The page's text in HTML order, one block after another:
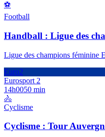
⚽
Football
Handball : Ligue des
Ligue des champions féminine
Euro2
Eurosport 2
14h0050 min
🚴
Cyclisme
Cyclisme : Tour